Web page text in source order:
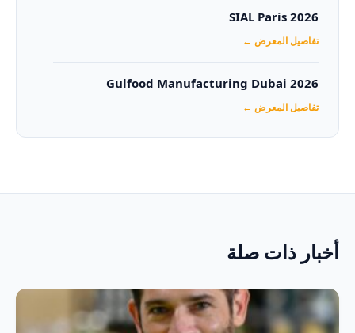
SIAL Paris 2026
تفاصيل المعرض ←
Gulfood Manufacturing Dubai 2026‏
تفاصيل المعرض ←
أخبار ذات صلة